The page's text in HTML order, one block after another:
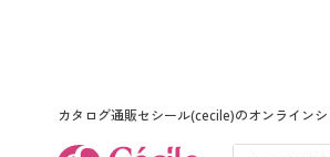
カタログ通販セシール(cecile)のオンライン